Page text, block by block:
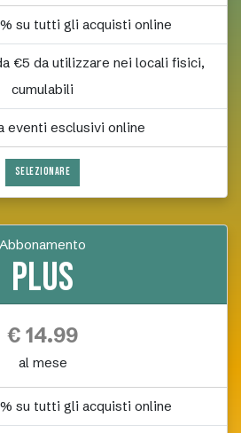
su tutti gli acquisti online
€5 da utilizzare nei locali fisici,
cumulabili
eventi esclusivi online
SELEZIONARE
Abbonamento
Plus
€ 14.99
al mese
su tutti gli acquisti online